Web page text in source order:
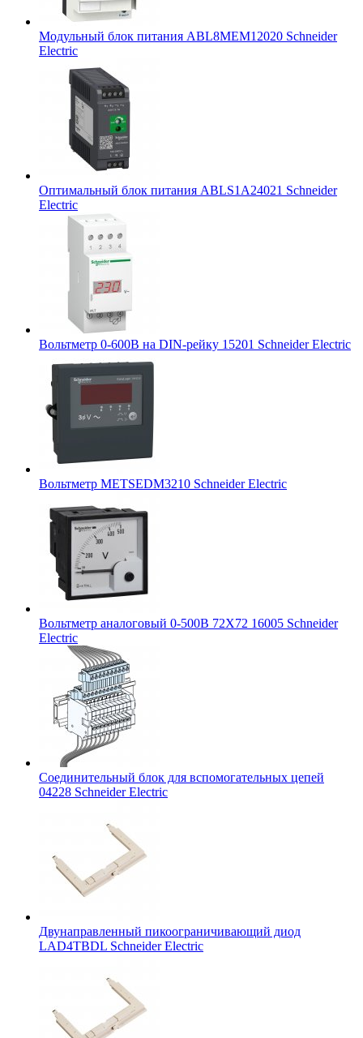
Модульный блок питания ABL8MEM12020 Schneider
Electric
Оптимальный блок питания ABLS1A24021 Schneider
Electric
Вольтметр 0-600В на DIN-рейку 15201 Schneider Electric
Вольтметр METSEDM3210 Schneider Electric
Вольтметр аналоговый 0-500В 72Х72 16005 Schneider
Electric
Соединительный блок для вспомогательных цепей
04228 Schneider Electric
Двунаправленный пикоограничивающий диод
LAD4TBDL Schneider Electric